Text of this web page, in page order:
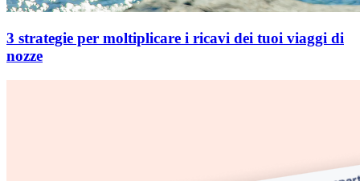
3 strategie per moltiplicare i ricavi dei tuoi viaggi di
nozze